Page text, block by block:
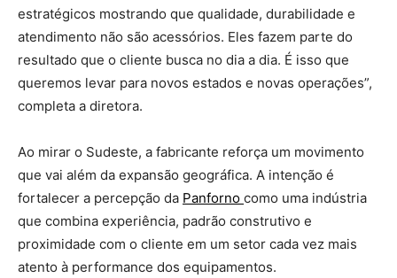
estratégicos mostrando que qualidade, durabilidade e
atendimento não são acessórios. Eles fazem parte do
resultado que o cliente busca no dia a dia. É isso que
queremos levar para novos estados e novas operações”,
completa a diretora.
Ao mirar o Sudeste, a fabricante reforça um movimento
que vai além da expansão geográfica. A intenção é
fortalecer a percepção da Panforno como uma indústria
que combina experiência, padrão construtivo e
proximidade com o cliente em um setor cada vez mais
atento à performance dos equipamentos.